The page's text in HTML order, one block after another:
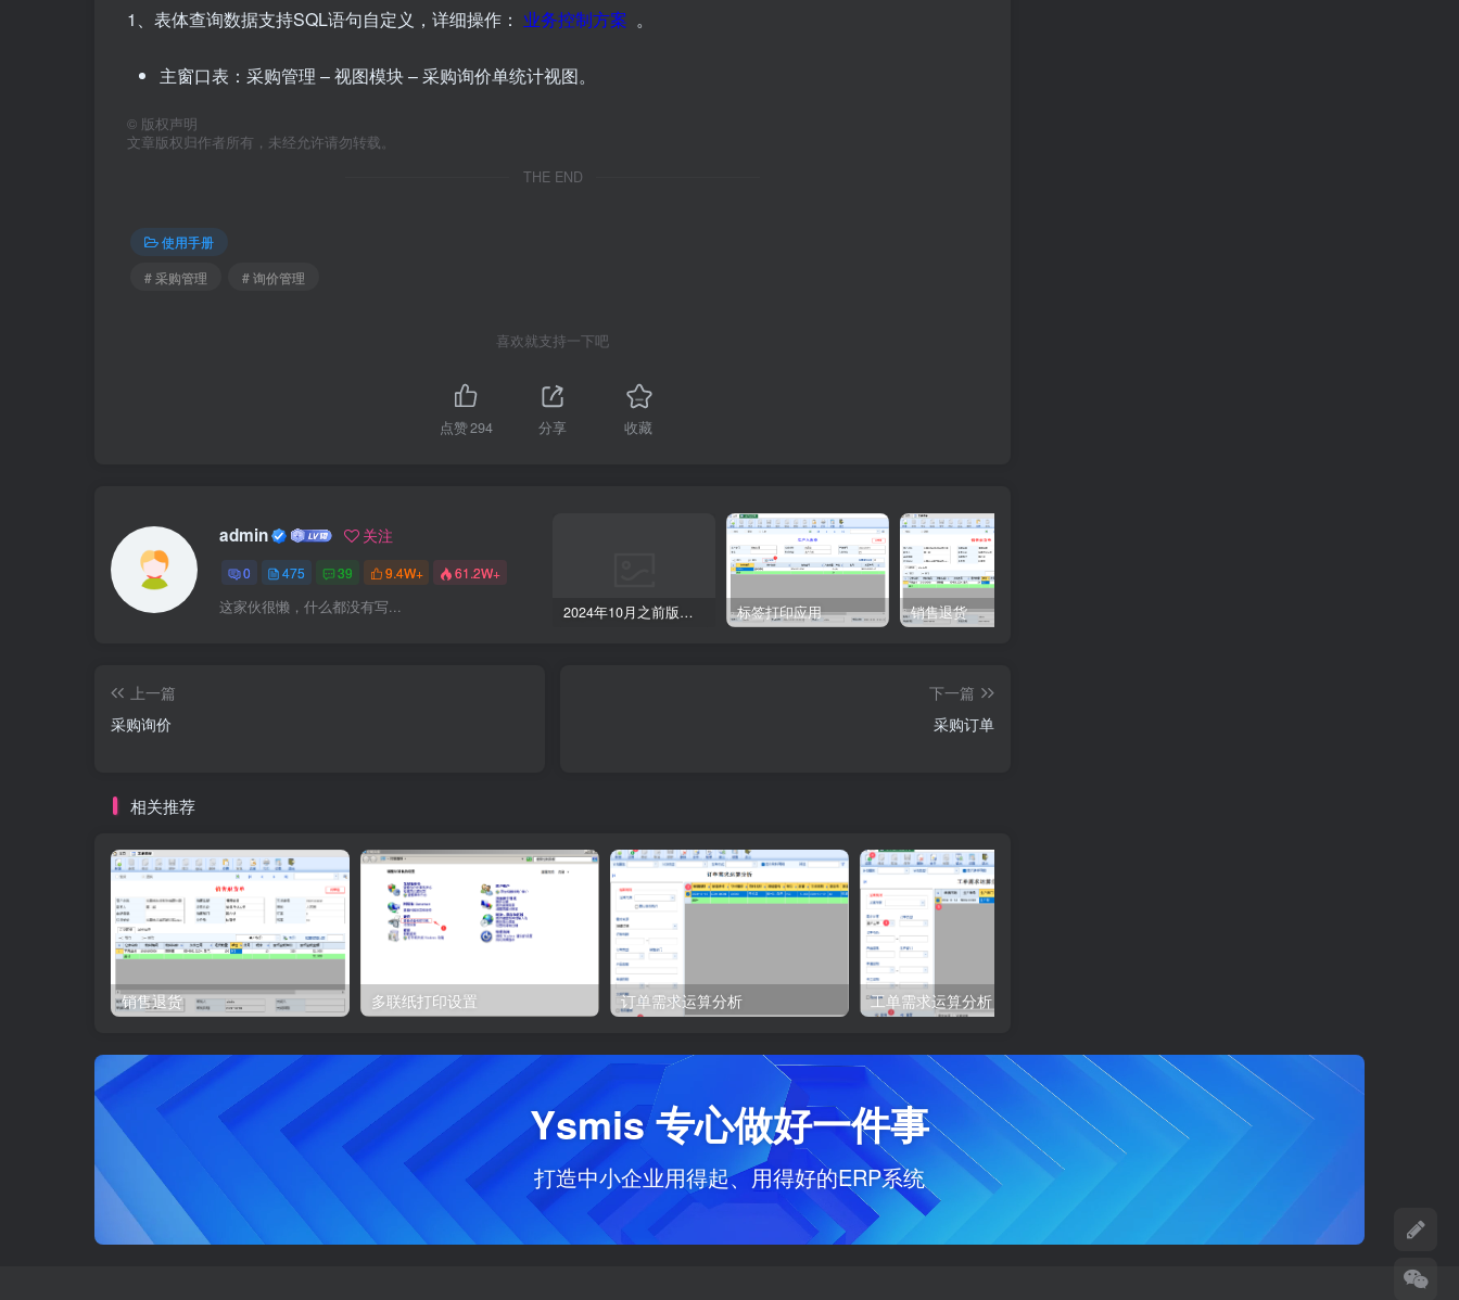
1、表体查询数据支持SQL语句自定义，详细操作： 业务控制方案 。
主窗口表：采购管理 – 视图模块 – 采购询价单统计视图。
© 版权声明
文章版权归作者所有，未经允许请勿转载。
THE END
使用手册
# 采购管理
# 询价管理
喜欢就支持一下吧
点赞294 分享 收藏
admin 关注
0 475 39 9.4W+ 61.2W+
这家伙很懒，什么都没有写... 2024年10月之前版本升级记录 标签打印应用 销售退货
上一篇
采购询价
下一篇
采购订单
相关推荐
销售退货 多联纸打印设置 订单需求运算分析 工单需求运算分析
Ysmis 专心做好一件事
打造中小企业用得起、用得好的ERP系统